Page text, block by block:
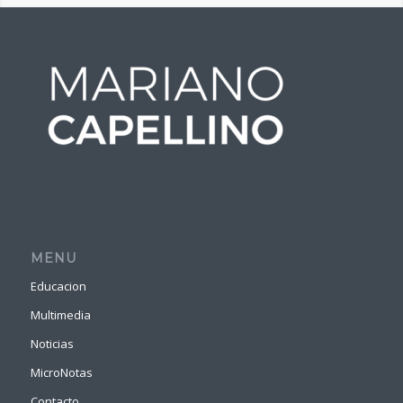
MENU
Educacion
Multimedia
Noticias
MicroNotas